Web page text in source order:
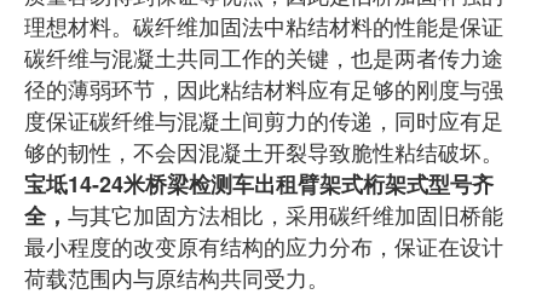
理想材料。碳纤维加固法中粘结材料的性能是保证
碳纤维与混凝土共同工作的关键，也是两者传力途
径的薄弱环节，因此粘结材料应有足够的刚度与强
度保证碳纤维与混凝土间剪力的传递，同时应有足
够的韧性，不会因混凝土开裂导致脆性粘结破坏。
宝坻14-24米桥梁检测车出租臂架式桁架式型号齐
全， 与其它加固方法相比，采用碳纤维加固旧桥能
最小程度的改变原有结构的应力分布，保证在设计
荷载范围内与原结构共同受力。